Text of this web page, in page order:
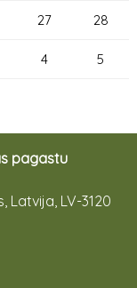
27 28
4 5
pagastu
Latvija, LV-3120